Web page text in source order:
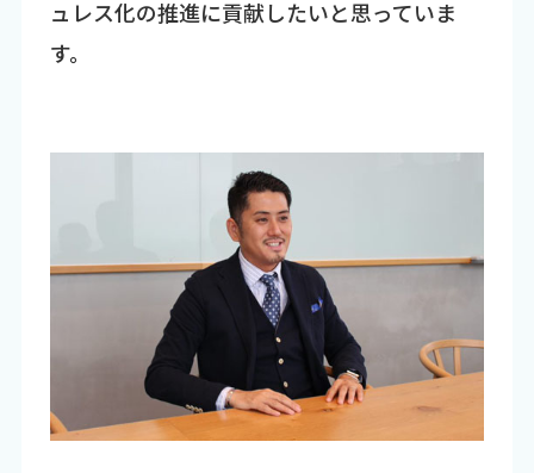
ュレス化の推進に貢献したいと思っていま
す。